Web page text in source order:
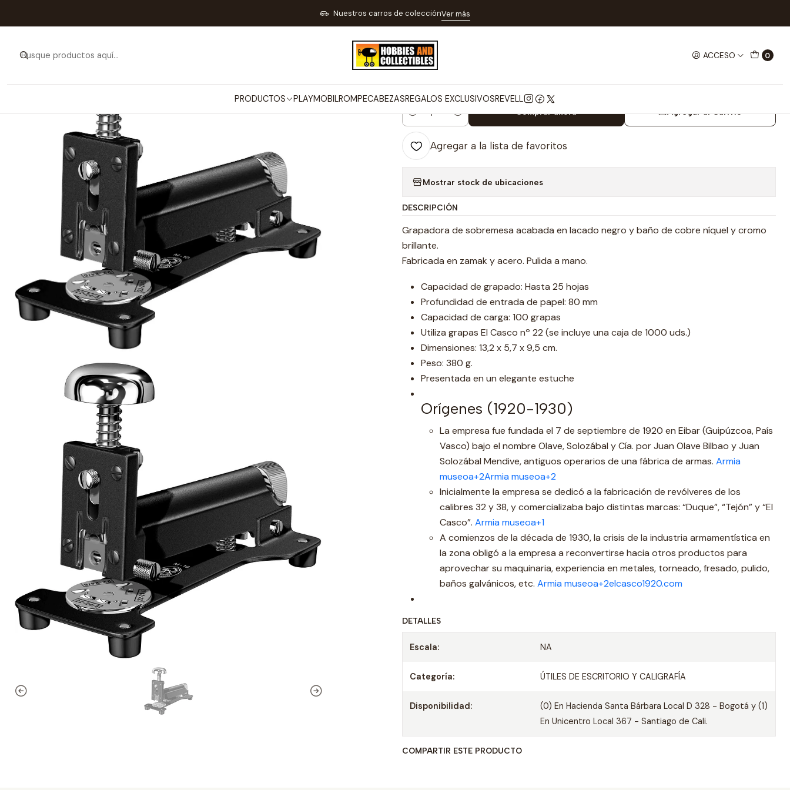
ACCESO 0
PRODUCTOS PLAYMOBILROMPECABEZASREGALOS EXCLUSIVOSREVELL
Nuestros carros de colecciónVer más
JUGUETES JUEGOS Y REGALOS REGALOS EXCLUSIVOS Grapadora grande de lujo en cromo y negro ref M10Cn
|
Grapadora grande de lujo en cromo y negro
ref M10Cn
Cantidad
Agregar al Carrito
Comprar ahora
Agregar a la lista de favoritos
Mostrar stock de ubicaciones
DESCRIPCIÓN
Grapadora de sobremesa acabada en lacado negro y baño de cobre níquel y cromo
brillante.
Fabricada en zamak y acero. Pulida a mano.
Capacidad de grapado: Hasta 25 hojas
Profundidad de entrada de papel: 80 mm
Capacidad de carga: 100 grapas
Utiliza grapas El Casco nº 22 (se incluye una caja de 1000 uds.)
Dimensiones: 13,2 x 5,7 x 9,5 cm.
Peso: 380 g.
Presentada en un elegante estuche
Orígenes (1920-1930)
La empresa fue fundada el 7 de septiembre de 1920 en Eibar (Guipúzcoa, País
Vasco) bajo el nombre Olave, Solozábal y Cía. por Juan Olave Bilbao y Juan
Solozábal Mendive, antiguos operarios de una fábrica de armas. Armia
museoa+2Armia museoa+2
Inicialmente la empresa se dedicó a la fabricación de revólveres de los
calibres 32 y 38, y comercializaba bajo distintas marcas: “Duque”, “Tejón” y “El
Casco”. Armia museoa+1
A comienzos de la década de 1930, la crisis de la industria armamentística en
la zona obligó a la empresa a reconvertirse hacia otros productos para
aprovechar su maquinaria, experiencia en metales, torneado, fresado, pulido,
baños galvánicos, etc. Armia museoa+2elcasco1920.com
DETALLES
Escala: NA
Categoría: ÚTILES DE ESCRITORIO Y CALIGRAFÍA
Disponibilidad:
(0) En Hacienda Santa Bárbara Local D 328 - Bogotá y (1)
En Unicentro Local 367 - Santiago de Cali.
COMPARTIR ESTE PRODUCTO